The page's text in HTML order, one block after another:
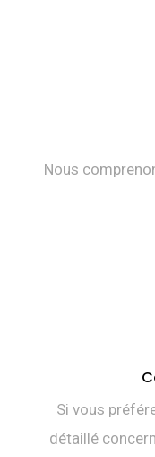
Nous
Si vous
détaillé